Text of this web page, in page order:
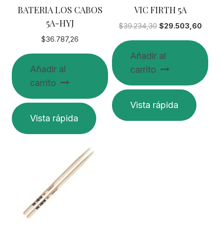
BATERIA LOS CABOS
5A-HYJ
$36.787,26
Añadir al
carrito
Vista rápida
VIC FIRTH 5A
$39.234,30 El
era:
$39.234,30.
$29.503,60El
es:
Añadir al
carrito
Vista rápida